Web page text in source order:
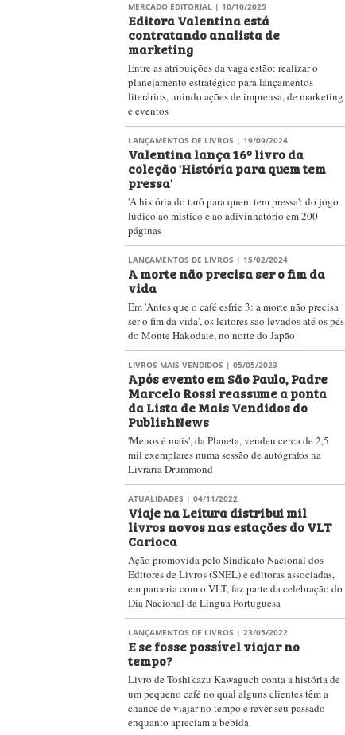
MERCADO EDITORIAL | 10/10/2025
Editora Valentina​ está
contratando analista de
marketing
Entre as atribuições da vaga estão: realizar o
planejamento estratégico para lançamentos
literários, unindo ações de imprensa, de marketing
e eventos
LANÇAMENTOS DE LIVROS | 19/09/2024
Valentina lança 16º livro da
coleção 'História para quem tem
pressa'
'A história do tarô para quem tem pressa': do jogo
lúdico ao místico e ao adivinhatório em 200
páginas
LANÇAMENTOS DE LIVROS | 15/02/2024
A morte não precisa ser o fim da
vida
Em 'Antes que o café esfrie 3: a morte não precisa
ser o fim da vida', os leitores são levados até os pés
do Monte Hakodate, no norte do Japão
LIVROS MAIS VENDIDOS | 05/05/2023
Após evento em São Paulo, Padre
Marcelo Rossi reassume a ponta
da Lista de Mais Vendidos do
PublishNews
'Menos é mais', da Planeta, vendeu cerca de 2,5
mil exemplares numa sessão de autógrafos na
Livraria Drummond
ATUALIDADES | 04/11/2022
Viaje na Leitura distribui mil
livros novos nas estações do VLT
Carioca
Ação promovida pelo Sindicato Nacional dos
Editores de Livros (SNEL) e editoras associadas,
em parceria com o VLT, faz parte da celebração do
Dia Nacional da Língua Portuguesa
LANÇAMENTOS DE LIVROS | 23/05/2022
E se fosse possível viajar no
tempo?
Livro de Toshikazu Kawaguch conta a história de
um pequeno café no qual alguns clientes têm a
chance de viajar no tempo e rever seu passado
enquanto apreciam a bebida